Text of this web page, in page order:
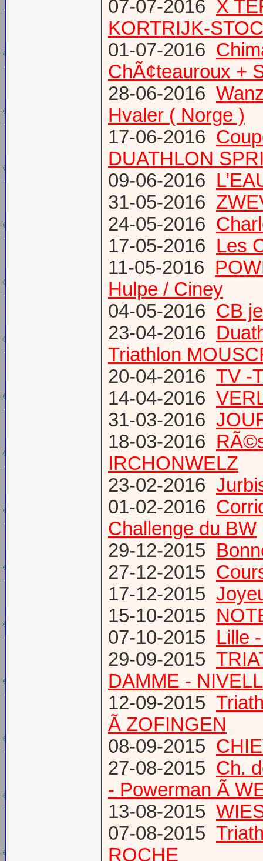
07-07-2016 X
KORTRIJK-
01-07-2016
ChÃ¢teauroux +
28-06-2016
Hvaler ( Norge )
17-06-2016
DUATHLON
09-06-2016
31-05-2016
24-05-2016
17-05-2016 Les
11-05-2016
Hulpe / Ciney
04-05-2016 CB
23-04-2016
Triathlon
20-04-2016 TV -
14-04-2016
31-03-2016
18-03-2016
IRCHONWELZ
23-02-2016
01-02-2016
Challenge du BW
29-12-2015
27-12-2015
17-12-2015
15-10-2015
07-10-2015 Lille
29-09-2015
DAMME -
12-09-2015
Ã ZOFINGEN
08-09-2015
27-08-2015 Ch.
- Powerman Ã
13-08-2015
07-08-2015
ROCHE